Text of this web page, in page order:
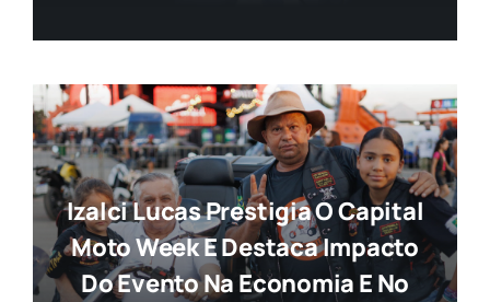
Izalci Lucas Prestigia O Capital
Moto Week E Destaca Impacto
Do Evento Na Economia E No